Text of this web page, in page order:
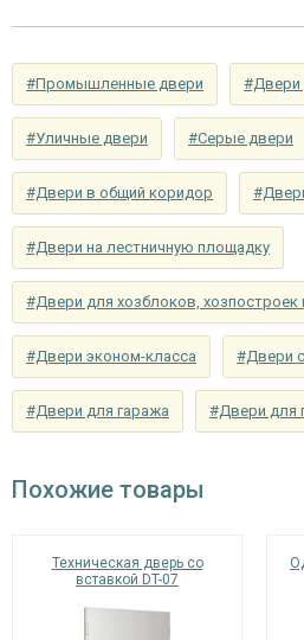
#Промышленные двери #Двери
#Уличные двери #Серые двери
#Двери в общий коридор
#Двери на лестничную площадку
#Двери для хозблоков, хозпостроек
#Двери эконом-класса #Двери
#Двери для гаража #Двери для
Похожие товары
Техническая дверь со
вставкой DT-07